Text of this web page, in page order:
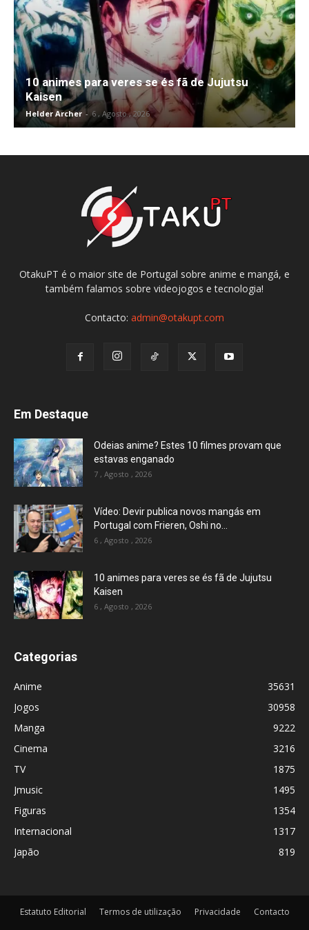
10 animes para veres se és fã de Jujutsu
Kaisen
Helder Archer - 6 , Agosto , 2026
OtakuPT é o maior site de Portugal sobre anime e mangá, e
também falamos sobre videojogos e tecnologia!
Contacto: admin@otakupt.com
Em Destaque
Odeias anime? Estes 10 filmes provam que
estavas enganado
7 , Agosto , 2026
Vídeo: Devir publica novos mangás em
Portugal com Frieren, Oshi no...
6 , Agosto , 2026
10 animes para veres se és fã de Jujutsu
Kaisen
6 , Agosto , 2026
Categorias
Anime
35631
Jogos
30958
Manga
9222
Cinema
3216
TV
1875
Jmusic
1495
Figuras
1354
Internacional
1317
Japão
819
Estatuto Editorial Termos de utilização Privacidade Contacto